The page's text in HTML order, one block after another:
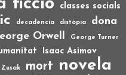
ficció classes socials
decadència distòpia dona
Orwell George Turner
Isaac Asimov
Zusak mort novela